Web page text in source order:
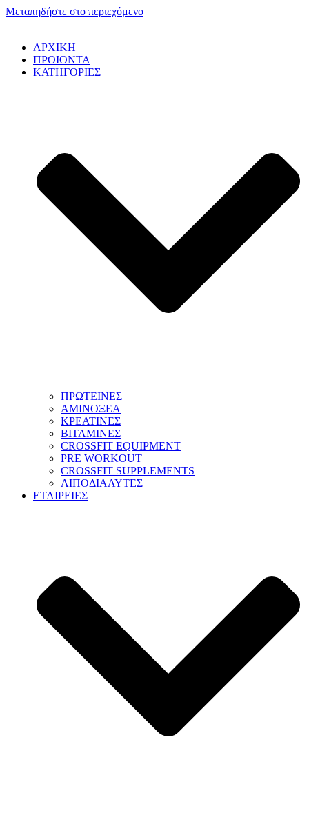
Μεταπηδήστε στο περιεχόμενο
ΑΡΧΙΚΗ
ΠΡΟΙΟΝΤΑ
ΚΑΤΗΓΟΡΙΕΣ
ΠΡΩΤΕΙΝΕΣ
ΑΜΙΝΟΞΕΑ
ΚΡΕΑΤΙΝΕΣ
ΒΙΤΑΜΙΝΕΣ
CROSSFIT EQUIPMENT
PRE WORKOUT
CROSSFIT SUPPLEMENTS
ΛΙΠΟΔΙΑΛΥΤΕΣ
ΕΤΑΙΡΕΙΕΣ